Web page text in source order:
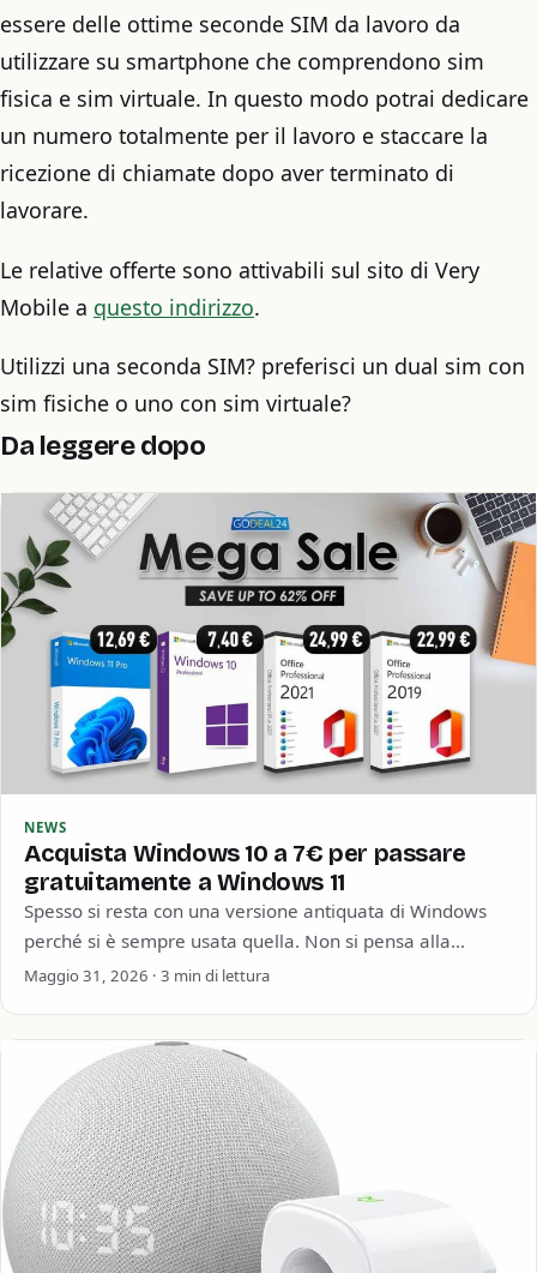
essere delle ottime seconde SIM da lavoro da
utilizzare su smartphone che comprendono sim
fisica e sim virtuale. In questo modo potrai dedicare
un numero totalmente per il lavoro e staccare la
ricezione di chiamate dopo aver terminato di
lavorare.
Le relative offerte sono attivabili sul sito di Very
Mobile a questo indirizzo.
Utilizzi una seconda SIM? preferisci un dual sim con
sim fisiche o uno con sim virtuale?
Da leggere dopo
NEWS
Acquista Windows 10 a 7€ per passare
gratuitamente a Windows 11
Spesso si resta con una versione antiquata di Windows
perché si è sempre usata quella. Non si pensa alla
sicurezza informatica o…
Maggio 31, 2026 · 3 min di lettura